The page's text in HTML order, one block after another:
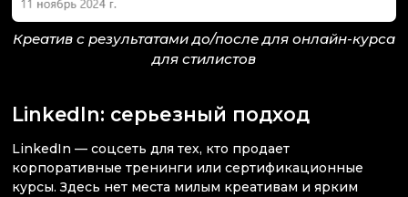
Креатив с результатами до/после для онлайн-курса
для стилистов
LinkedIn: серьезный подход
LinkedIn — соцсеть для тех, кто продает
корпоративные тренинги или сертификационные
курсы. Здесь нет места милым креативам и ярким